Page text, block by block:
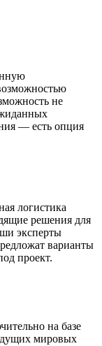
не
— есть опция
логистика
решения для
эксперты
варианты
проект.
на базе
мировых